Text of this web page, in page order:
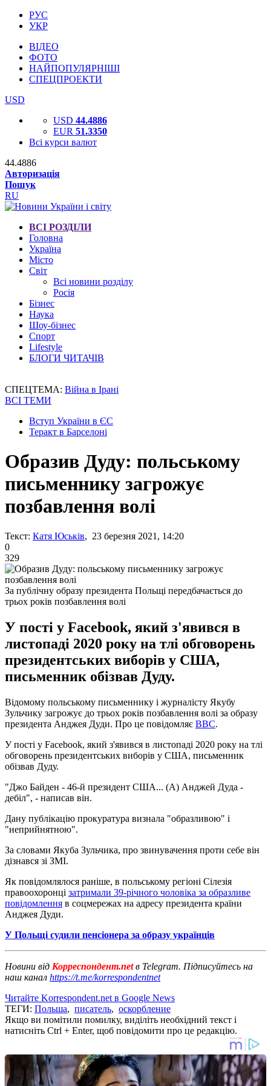
РУС
УКР
ВІДЕО
ФОТО
НАЙПОПУЛЯРНІШІ
СПЕЦПРОЕКТИ
USD
USD 44.4886
EUR 51.3350
Всі курси валют
44.4886
Авторизація
Пошук
RU
ВСІ РОЗДІЛИ
Головна
Україна
Місто
Світ
Всі новини розділу
Росія
Бізнес
Наука
Шоу-бізнес
Спорт
Lifestyle
БЛОГИ ЧИТАЧІВ
СПЕЦТЕМА: Війна в Ірані
ВСІ ТЕМИ
Вступ України в ЄС
Теракт в Барселоні
Образив Дуду: польському
письменнику загрожує
позбавлення волі
Текст: Катя Юськів, 23 березня 2021, 14:20
0
329
За публічну образу президента Польщі передбачається до
трьох років позбавлення волі
У пості у Facebook, який з'явився в
листопаді 2020 року на тлі обговорень
президентських виборів у США,
письменник обізвав Дуду.
Відомому польському письменнику і журналісту Якубу
Зульчику загрожує до трьох років позбавлення волі за образу
президента Анджея Дуди. Про це повідомляє ВВС.
У пості у Facebook, який з'явився в листопаді 2020 року на тлі
обговорень президентських виборів у США, письменник
обізвав Дуду.
"Джо Байден - 46-й президент США... (А) Анджей Дуда -
дебіл", - написав він.
Дану публікацію прокуратура визнала "образливою" і
"неприйнятною".
За словами Якуба Зульчика, про звинувачення проти себе він
дізнався зі ЗМІ.
Як повідомлялося раніше, в польському регіоні Сілезія
правоохоронці затримали 39-річного чоловіка за образливе
повідомлення в соцмережах на адресу президента країни
Анджея Дуди.
У Польщі судили пенсіонера за образу українців
Новини від Корреспондент.netв Telegram. Підписуйтесь на
наш канал https://t.me/korrespondentnet
Читайте Korrespondent.net в Google News
ТЕГИ: Польша, писатель, оскорбление
Якщо ви помітили помилку, виділіть необхідний текст і
натисніть Ctrl + Enter, щоб повідомити про це редакцію.